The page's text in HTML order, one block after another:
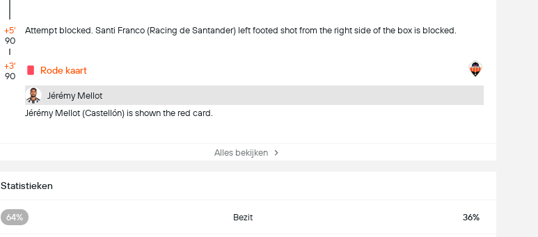
+5'
90
Attempt blocked. Santi Franco (Racing de Santander) left footed shot from the right side of the box is blocked.
+3'
90
Rode kaart
Jérémy Mellot
Jérémy Mellot (Castellón) is shown the red card.
Alles bekijken
Statistieken
64% Bezit 36%